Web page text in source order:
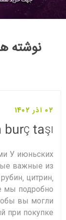
نوشته
02 آذر 1402
taşı
У июньских
важные из
цитрин,
мы подробно
вы могли
при покупке.